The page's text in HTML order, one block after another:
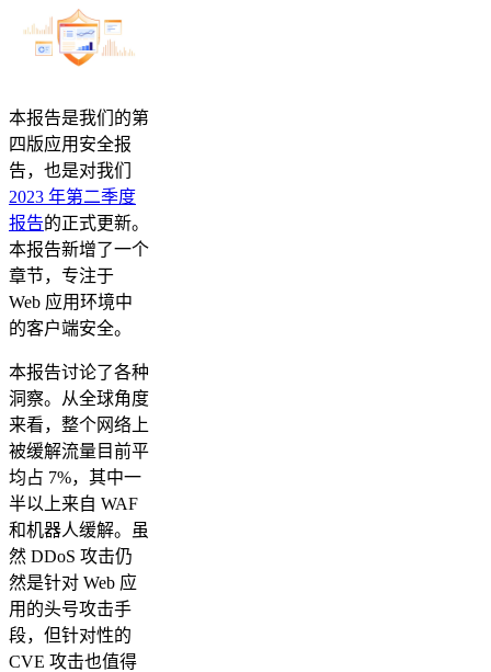
本报告是我们的第
四版应用安全报
告，也是对我们
2023 年第二季度
报告的正式更新。
本报告新增了一个
章节，专注于
Web 应用环境中
的客户端安全。
本报告讨论了各种
洞察。从全球角度
来看，整个网络上
被缓解流量目前平
均占 7%，其中一
半以上来自 WAF
和机器人缓解。虽
然 DDoS 攻击仍
然是针对 Web 应
用的头号攻击手
段，但针对性的
CVE 攻击也值得